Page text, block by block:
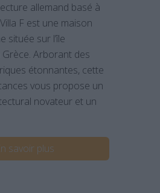
allemand basé à
F est une maison
située sur l’île
Arborant des
étonnantes, cette
vous propose un
novateur et un
savoir plus